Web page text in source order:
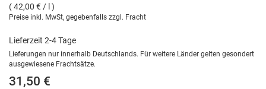
( 42,00 € / l )
Preise inkl. MwSt, gegebenfalls zzgl. Fracht
Lieferzeit 2-4 Tage
Lieferungen nur innerhalb Deutschlands. Für weitere Länder gelten gesondert
ausgewiesene Frachtsätze.
31,50 €